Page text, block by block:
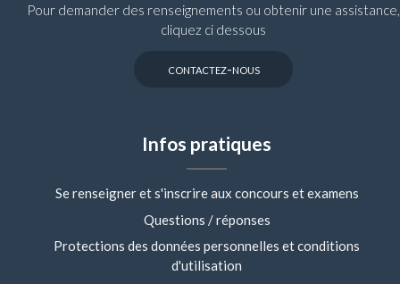
Pour demander des renseignements ou obtenir une assistance,
cliquez ci dessous
contactez-nous
Infos pratiques
Se renseigner et s'inscrire aux concours et examens
Questions / réponses
Protections des données personnelles et conditions
d'utilisation